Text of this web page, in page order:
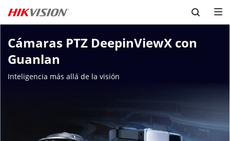
Skip to content
Cámaras PTZ DeepinViewX con
Guanlan
Inteligencia más allá de la visión